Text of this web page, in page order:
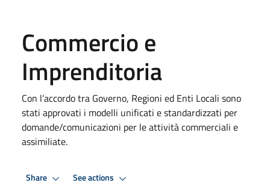
Commercio e
Imprenditoria
Con l’accordo tra Governo, Regioni ed Enti Locali sono
stati approvati i modelli unificati e standardizzati per
domande/comunicazioni per le attività commerciali e
assimiliate.
Share See actions